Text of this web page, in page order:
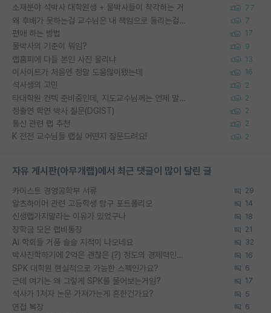
소재분야 석박사 대학원생 + 물박사들이 착각하는 거 77
왜 후배가 못하는걸 교수님은 내 책임으로 돌리는걸까요? 7
편애 하는 방법 17
물박사의 기준이 뭐임? 9
랩홈피에 다들 본인 사진 올리냐 13
이사이트가 처음엔 정말 도움많이됐는데 16
석사생의 고민 2
타대학원 컨텍 준비중인데, 지도교수님께는 언제 말씀드려야 할까요? 2
정출연 학연 박사 질문(DGIST) 2
통신 관련 랩 추천 2
K 전전 교수님들 랩실 어떤지 질문드려요! 2
자유 게시판(아무개랩)에서 최근 댓글이 많이 달린 글
카이스트 경영공학부 서류 29
알츠하이머 관련 고등학생 탐구 포트폴리오 14
신생랩가지말라는 이유가 있었구나 18
장학금 모은 랩비통장 21
AI 학회들 거품 슬슬 지적이 나오네요 32
박사진학하기에 2억은 괜찮은 (?) 정도의 경제력인가요 16
SPK 대학원 현실적으로 가능한 스펙인가요? 6
근데 여기는 왜 그렇게 SPK를 물어보는거임? 17
석사가 1저자 논문 가져가는게 흔한건가요? 5
면접 복장 6